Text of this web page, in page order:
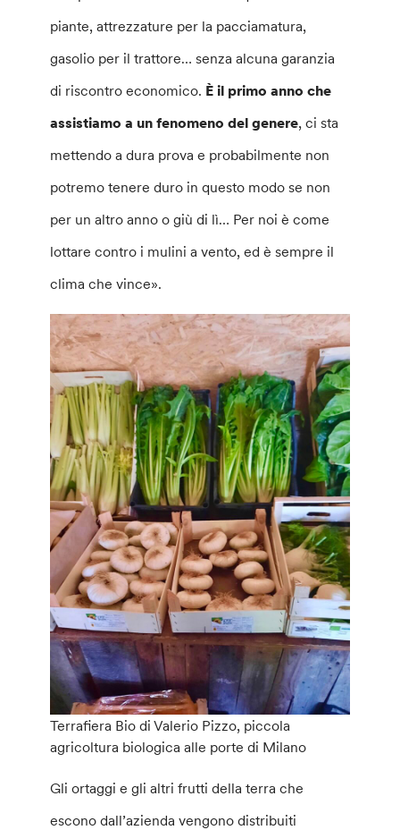
piante, attrezzature per la pacciamatura,
gasolio per il trattore… senza alcuna garanzia
di riscontro economico. È il primo anno che
assistiamo a un fenomeno del genere, ci sta
mettendo a dura prova e probabilmente non
potremo tenere duro in questo modo se non
per un altro anno o giù di lì… Per noi è come
lottare contro i mulini a vento, ed è sempre il
clima che vince».
Terrafiera Bio di Valerio Pizzo, piccola
agricoltura biologica alle porte di Milano
Gli ortaggi e gli altri frutti della terra che
escono dall’azienda vengono distribuiti